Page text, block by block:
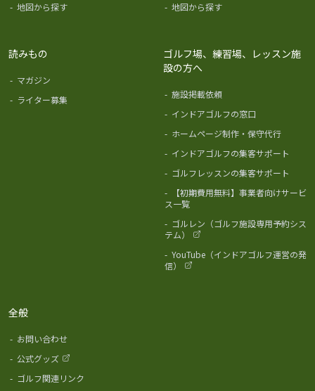
- 地図から探す
- 地図から探す
読みもの
- マガジン
- ライター募集
ゴルフ場、練習場、レッスン施
設の方へ
- 施設掲載依頼
- インドアゴルフの窓口
- ホームページ制作・保守代行
- インドアゴルフの集客サポート
- ゴルフレッスンの集客サポート
-
【初期費用無料】事業者向けサービ
ス一覧
- ゴルレン（ゴルフ施設専用予約シス
テム）
- YouTube（インドアゴルフ運営の発
信）
全般
- お問い合わせ
- 公式グッズ
- ゴルフ関連リンク